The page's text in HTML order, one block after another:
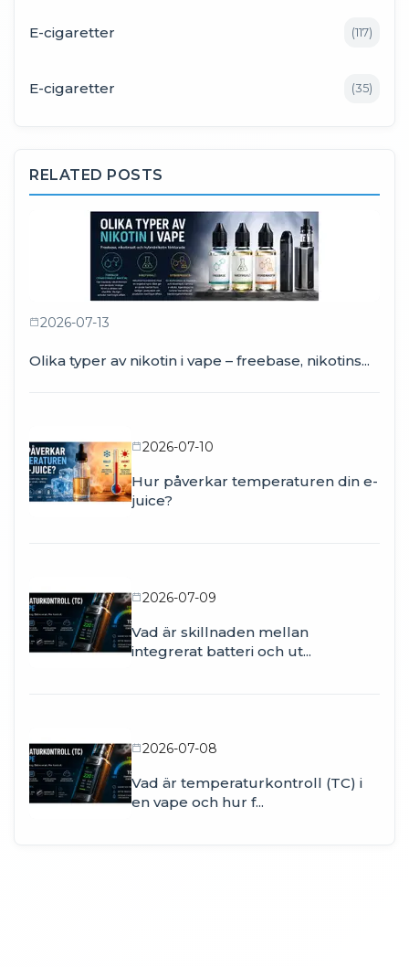
E-cigaretter (117)
E-cigaretter (35)
RELATED POSTS
2026-07-13
Olika typer av nikotin i vape – freebase, nikotins...
2026-07-10
Hur påverkar temperaturen din e-
juice?
2026-07-09
Vad är skillnaden mellan
integrerat batteri och ut...
2026-07-08
Vad är temperaturkontroll (TC) i
en vape och hur f...